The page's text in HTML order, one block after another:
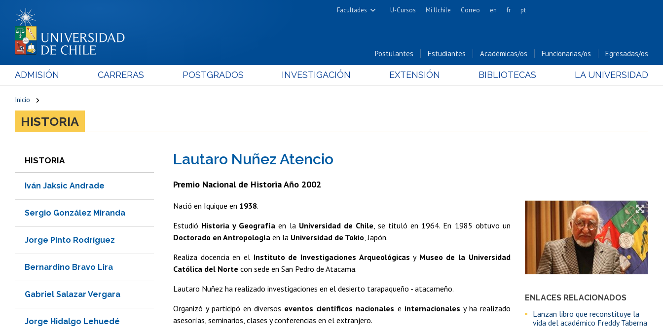
Facultades
Cs. Físicas y Matemáticas
Cs. Forestales y Conservación
Cs. Químicas y Farmacéuticas
Cs. Sociales
U-Cursos Mi Uchile Correo en fr pt
Postulantes Estudiantes Académicas/os Funcionarias/os Egresadas/os
ADMISIÓN CARRERAS POSTGRADOS INVESTIGACIÓN EXTENSIÓN BIBLIOTECAS LA UNIVERSIDAD
Inicio
HISTORIA
HISTORIA
Iván Jaksic Andrade
Sergio González Miranda
Jorge Pinto Rodríguez
Bernardino Bravo Lira
Gabriel Salazar Vergara
Jorge Hidalgo Lehuedé
Lautaro Nuñez Atencio
Premio Nacional de Historia Año 2002
ENLACES RELACIONADOS
Lanzan libro que reconstituye la
vida del académico Freddy Taberna
Nació en Iquique en 1938.
Estudió Historia y Geografía en la Universidad de Chile , se tituló en 1964. En 1985 obtuvo un
Doctorado en Antropología en la Universidad de Tokio , Japón.
Realiza docencia en el Instituto de Investigaciones Arqueológicas y Museo de la Universidad
Católica del Norte con sede en San Pedro de Atacama.
Lautaro Nuñez ha realizado investigaciones en el desierto tarapaqueño - atacameño.
Organizó y participó en diversos eventos científicos nacionales e internacionales y ha realizado
asesorías, seminarios, clases y conferencias en el extranjero.